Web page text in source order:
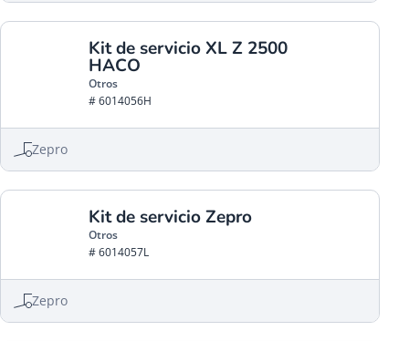
Kit de servicio XL Z 2500
HACO
Otros
# 6014056H
Zepro
Kit de servicio Zepro
Otros
# 6014057L
Zepro